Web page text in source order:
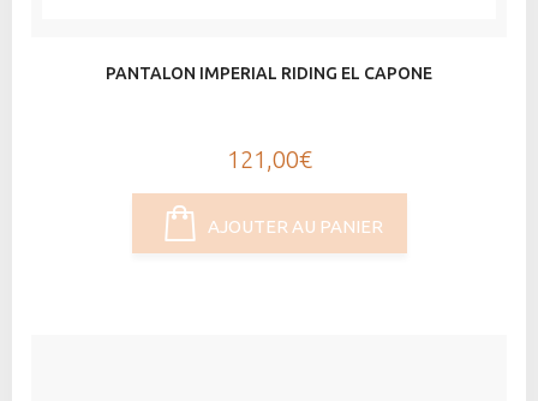
PANTALON IMPERIAL RIDING EL CAPONE
121,00€
AJOUTER AU PANIER